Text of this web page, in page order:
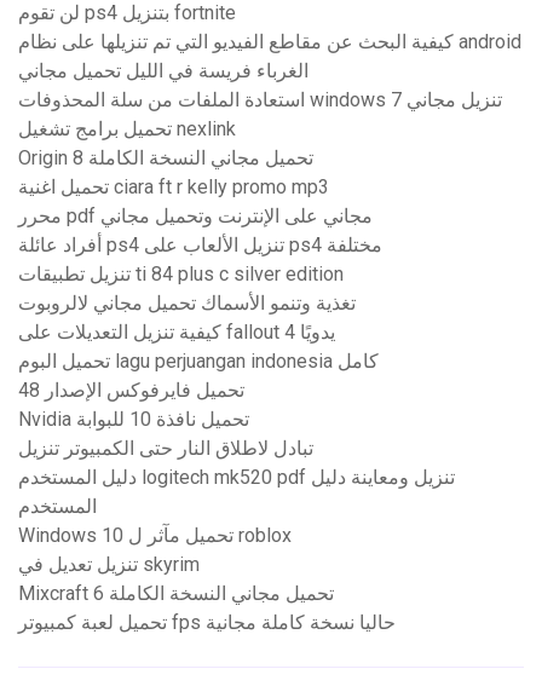
لن تقوم ps4 بتنزيل fortnite
كيفية البحث عن مقاطع الفيديو التي تم تنزيلها على نظام android
الغرباء فريسة في الليل تحميل مجاني
استعادة الملفات من سلة المحذوفات windows 7 تنزيل مجاني
تحميل برامج تشغيل nexlink
Origin 8 تحميل مجاني النسخة الكاملة
تحميل اغنية ciara ft r kelly promo mp3
محرر pdf مجاني على الإنترنت وتحميل مجاني
أفراد عائلة ps4 تنزيل الألعاب على ps4 مختلفة
تنزيل تطبيقات ti 84 plus c silver edition
تغذية وتنمو الأسماك تحميل مجاني لالروبوت
كيفية تنزيل التعديلات على fallout 4 يدويًا
تحميل البوم lagu perjuangan indonesia كامل
تحميل فايرفوكس الإصدار 48
Nvidia تحميل نافذة 10 للبوابة
تبادل لاطلاق النار حتى الكمبيوتر تنزيل
دليل المستخدم logitech mk520 pdf تنزيل ومعاينة دليل
المستخدم
Windows 10 تحميل مآثر ل roblox
تنزيل تعديل في skyrim
Mixcraft 6 تحميل مجاني النسخة الكاملة
تحميل لعبة كمبيوتر fps حاليا نسخة كاملة مجانية